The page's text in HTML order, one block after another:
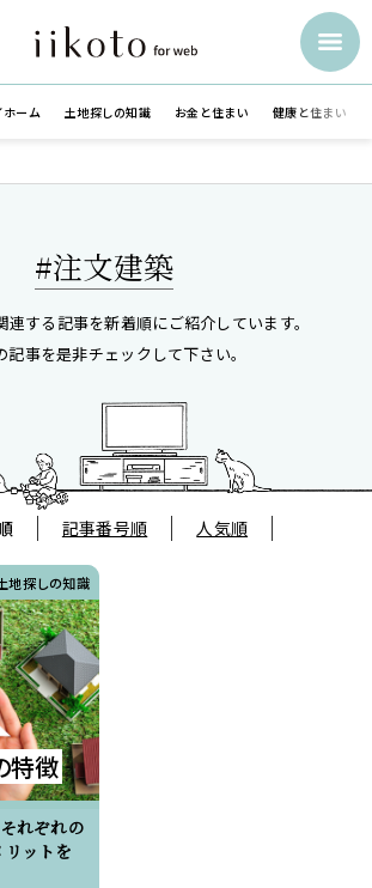
ホーム 土地探しの知識 お金と住まい 健康と住まい
#注文建築
連する記事を新着順にご紹介しています。
記事を是非チェックして下さい。
記事番号順 人気順
地探しの知識
特徴
れぞれの
ットを